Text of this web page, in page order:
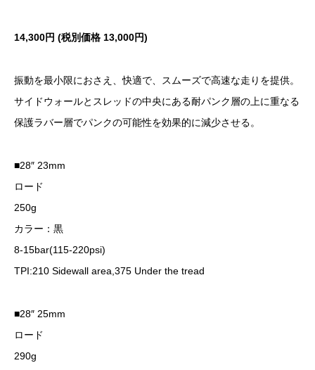
14,300円 (税別価格 13,000円)
振動を最小限におさえ、快適で、スムーズで高速な走りを提供。
サイドウォールとスレッドの中央にある耐パンク層の上に重なる
保護ラバー層でパンクの可能性を効果的に減少させる。
■28″ 23mm
ロード
250g
カラー：黒
8-15bar(115-220psi)
TPI:210 Sidewall area,375 Under the tread
■28″ 25mm
ロード
290g